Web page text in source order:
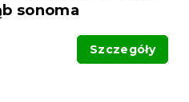
sonoma
Szczegóły